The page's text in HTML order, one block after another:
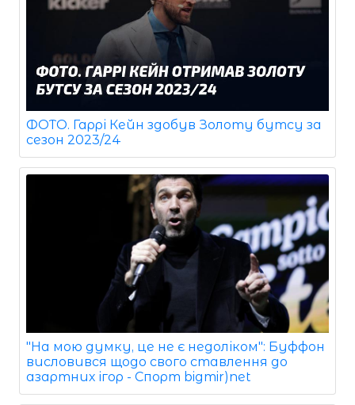
ФОТО. Гаррі Кейн здобув Золоту бутсу за
сезон 2023/24
"На мою думку, це не є недоліком": Буффон
висловився щодо свого ставлення до
азартних ігор - Спорт bigmir)net